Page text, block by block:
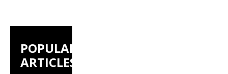
POPULAR
ARTICLES